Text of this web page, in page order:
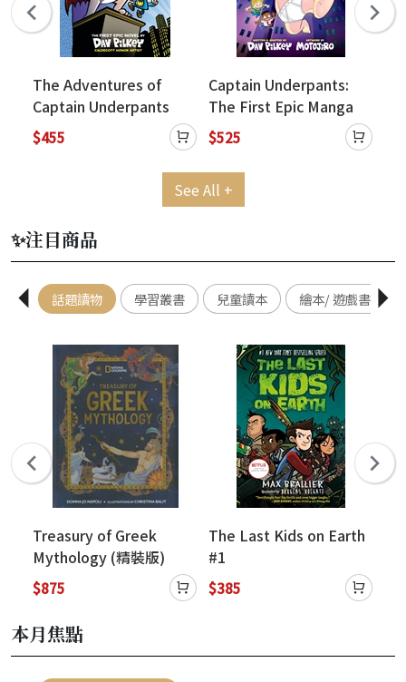
The Adventures of
Captain Underpants
(Now with a Dog Man
Comic!): 25 1/2
Anniversary Edition (精
$455
Captain Underpants:
The First Epic Manga
$525
See All +
✨注目商品
話題讀物 學習叢書 兒童讀本 繪本/ 遊戲書
Treasury of Greek
Mythology (精裝版)
$875
The Last Kids on Earth
#1
$385
本月焦點